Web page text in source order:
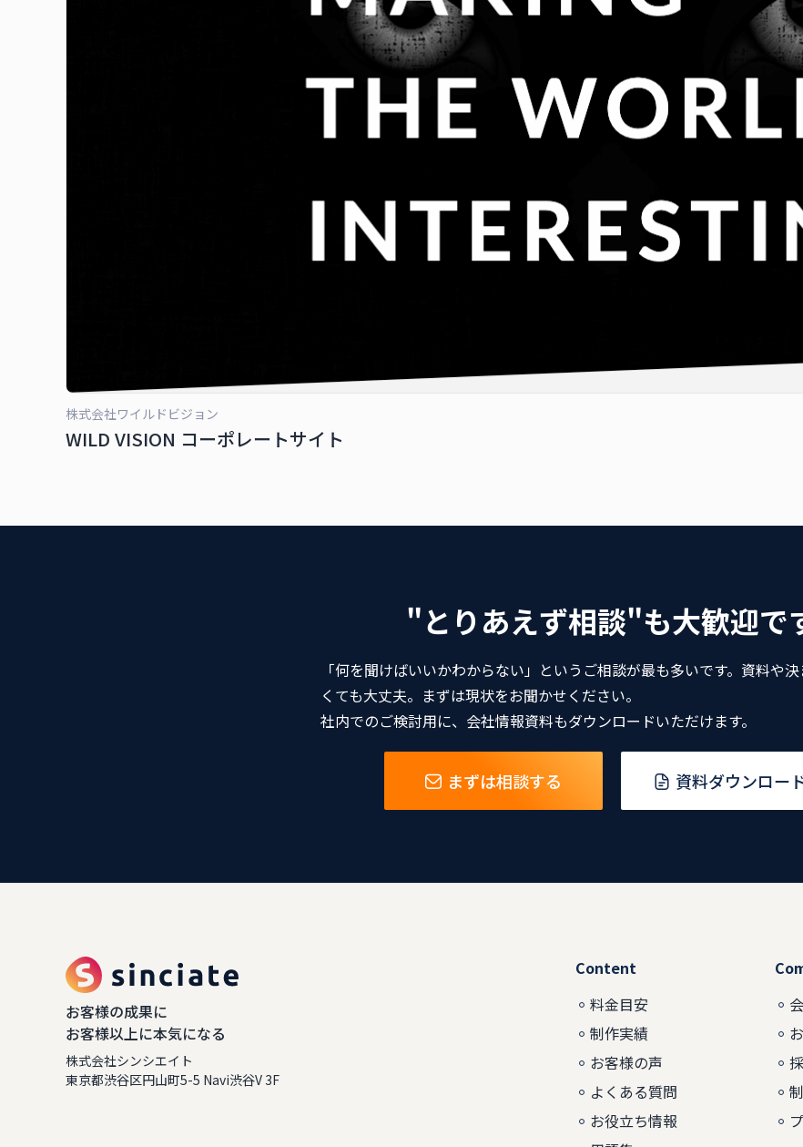
WILD VISION コーポレートサイト
株式会社ワイルドビジョン
"とりあえず相談"も大歓迎で
「何を聞けばいいかわからない」というご相談が最も多いです。資料や
くても大丈夫。まずは現状をお聞かせください。
社内でのご検討用に、会社情報資料もダウンロードいただけます。
まずは相談する 資料ダウンロー
お客様の成果に
お客様以上に本気になる
株式会社シンシエイト
東京都渋谷区円山町5-5 Navi渋谷V 3F
Content
料金目安
制作実績
お客様の声
よくある質問
お役立ち情報